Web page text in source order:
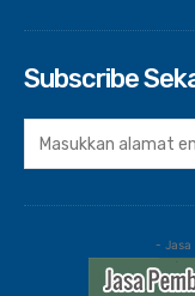
Subscribe
- Jasa